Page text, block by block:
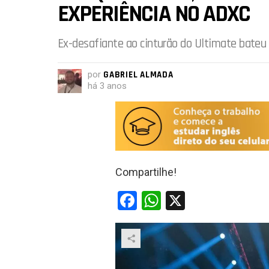
EXPERIÊNCIA NO ADXC
Ex-desafiante ao cinturão do Ultimate
por GABRIEL ALMADA
há 3 anos
Compartilhe!
F
a
ce
W
h
at
s